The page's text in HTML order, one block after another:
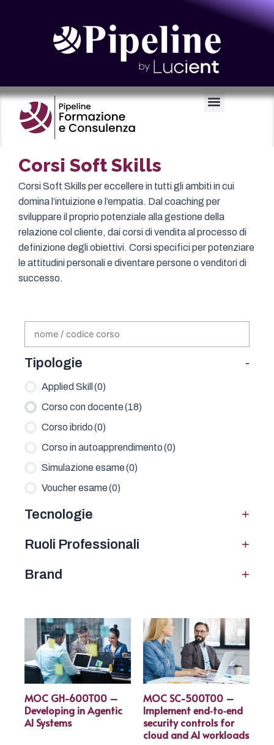
Corsi Soft Skills
Corsi Soft Skills per eccellere in tutti gli ambiti in cui
domina l’intuizione e l’empatia. Dal coaching per
sviluppare il proprio potenziale alla gestione della
relazione col cliente, dai corsi di vendita al processo di
definizione degli obiettivi. Corsi specifici per potenziare
le attitudini personali e diventare persone o venditori di
successo.
Tipologie -
Applied Skill (0)
Corso con docente(18)
Corso ibrido(0)
Corso in autoapprendimento(0)
Simulazione esame(0)
Voucher esame(0)
Tecnologie +
Ruoli Professionali +
Brand +
MOC GH-600T00 –
Developing in Agentic
AI Systems
MOC SC-500T00 –
Implement end‑to‑end
security controls for
cloud and AI workloads